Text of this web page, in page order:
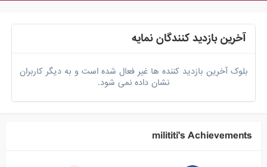
آخرین بازدید کنندگان نمایه
بلوک آخرین بازدید کننده ها غیر فعال شده است و به دیگر کاربران
نشان داده نمی شود.
milititi's Achievements